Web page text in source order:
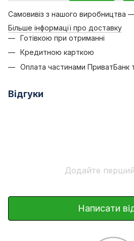
Самовивіз з нашого виробництва
Більше інформації про доставку
Готівкою при отриманні
Кредитною карткою
Оплата частинами ПриватБанк
Відгуки
Додайте перший
Написати